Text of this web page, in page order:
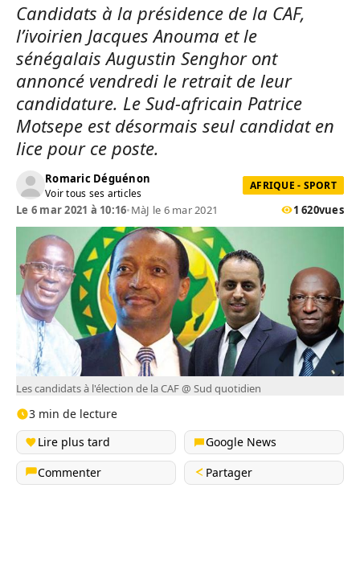
Candidats à la présidence de la CAF,
l’ivoirien Jacques Anouma et le
sénégalais Augustin Senghor ont
annoncé vendredi le retrait de leur
candidature. Le Sud-africain Patrice
Motsepe est désormais seul candidat en
lice pour ce poste.
Romaric Déguénon
Voir tous ses articles
AFRIQUE - SPORT
Le 6 mar 2021 à 10:16•MàJ le 6 mar 2021 1 620vues
Les candidats à l'élection de la CAF @ Sud quotidien
3 min de lecture
Lire plus tard
Google News
Commenter
Partager